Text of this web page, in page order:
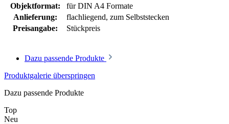
Objektformat:
für DIN A4 Formate
Anlieferung:
flachliegend, zum Selbststecken
Preisangabe:
Stückpreis
Dazu passende Produkte
Produktgalerie überspringen
Dazu passende Produkte
Top
Neu